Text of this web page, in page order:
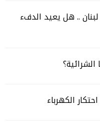
.. هل يعيد الدفء
الكهرباء